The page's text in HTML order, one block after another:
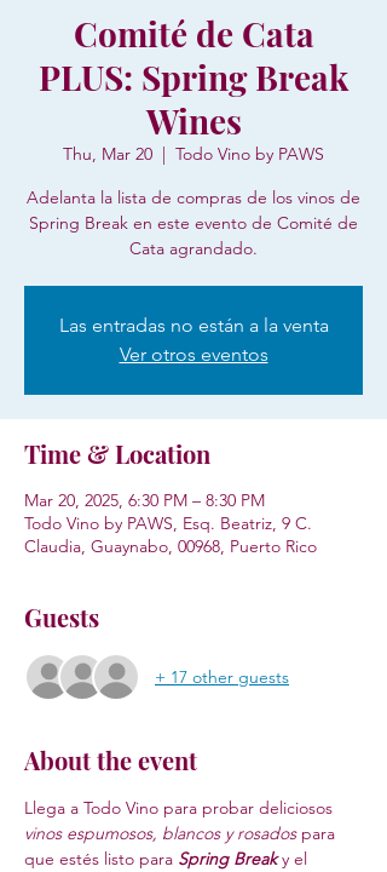
Comité de Cata
PLUS: Spring Break
Wines
Thu, Mar 20
  |
Todo Vino by PAWS
Adelanta la lista de compras de los vinos de
Spring Break en este evento de Comité de
Cata agrandado.
Las entradas no están a la venta
Ver otros eventos
Time & Location
Mar 20, 2025, 6:30 PM – 8:30 PM
Todo Vino by PAWS, Esq. Beatriz, 9 C.
Claudia, Guaynabo, 00968, Puerto Rico
Guests
+ 17 other guests
About the event
Llega a Todo Vino para probar deliciosos
vinos espumosos, blancos y rosados para
que estés listo para Spring Break y el